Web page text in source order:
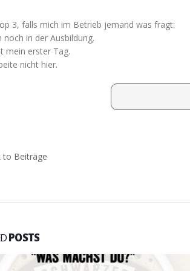
3, falls mich im Betrieb jemand was fragt:
noch in der Ausbildung.
mein erster Tag.
nicht hier.
to Beiträge
POSTS